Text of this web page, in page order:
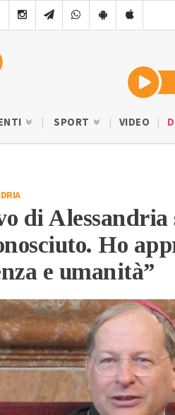
SPORT VIDEO
di Alessandria
Ho
e umanità”